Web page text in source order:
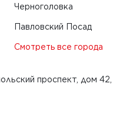
Черноголовка
Павловский Посад
Смотреть все города
проспект, дом 42,